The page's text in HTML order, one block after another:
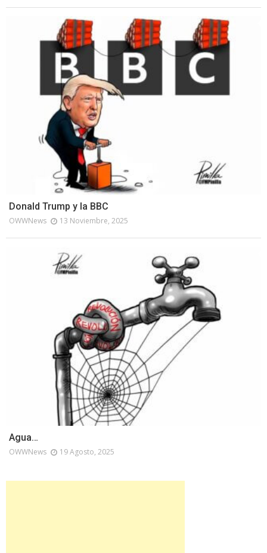
Donald Trump y la BBC
OWWNews 13 Noviembre, 2025
Agua…
OWWNews 19 Agosto, 2025